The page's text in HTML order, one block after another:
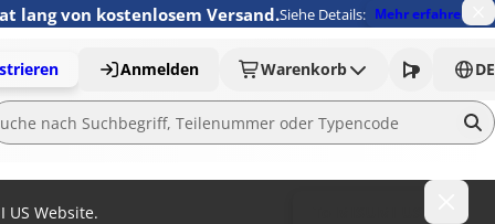
lang von kostenlosem Versand.Siehe Details: Mehr erfahren
Anmelden Warenkorb DE
US Website.